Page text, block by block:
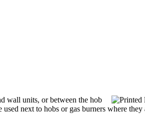
wall units, or between the hob
next to hobs or gas burners where they